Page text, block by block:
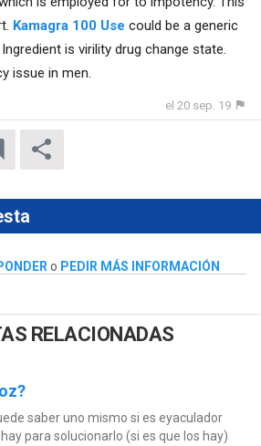
Kamagra 100 Use could be a generic
is virility drug change state.
issue in men.
el 20 sep. 19
o PEDIR MÁS INFORMACIÓN
RELACIONADAS
saber uno mismo si es eyaculador
para solucionarlo (si es que los hay)